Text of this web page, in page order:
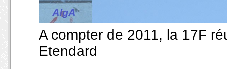
A compter de 2011, la 17F
Etendard